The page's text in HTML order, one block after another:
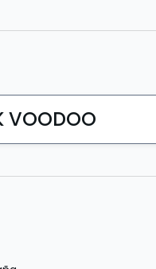
VOODOO